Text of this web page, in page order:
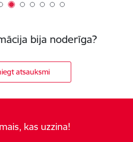
bija noderīga?
atsauksmi
kas uzzina!